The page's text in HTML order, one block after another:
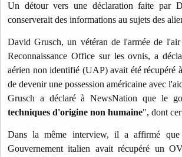
Un détour vers une déclaration faite par
conserverait des informations au sujets des
David Grusch, un vétéran de l'armée de
Reconnaissance Office sur les ovnis, a
aérien non identifié (UAP) avait été récupéré
de devenir une possession américaine avec
Grusch a déclaré à NewsNation que le
techniques d'origine non humaine", dont
Dans la même interview, il a affirmé
Gouvernement italien avait récupéré un